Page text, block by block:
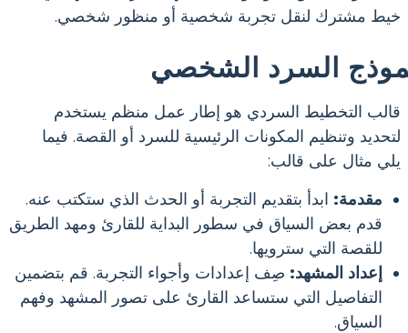
خيط مشترك لنقل تجربة شخصية أو منظور شخصي.
السرد الشخصي
قالب التخطيط السردي هو إطار عمل منظم يستخدم
لتحديد وتنظيم المكونات الرئيسية للسرد أو القصة. فيما
يلي مثال على قالب:
مقدمة: ابدأ بتقديم التجربة أو الحدث الذي ستكتب عنه.
قدم بعض السياق في سطور البداية للقارئ ومهد الطريق
للقصة التي سترويها.
إعداد المشهد: صِف إعدادات وأجواء التجربة. قم بتضمين
التفاصيل التي ستساعد القارئ على تصور المشهد وفهم
السياق.